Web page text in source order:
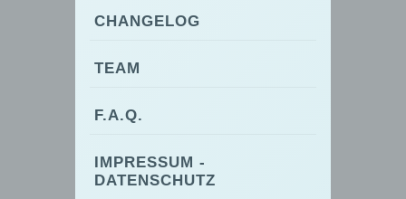
CHANGELOG
TEAM
F.A.Q.
IMPRESSUM -
DATENSCHUTZ